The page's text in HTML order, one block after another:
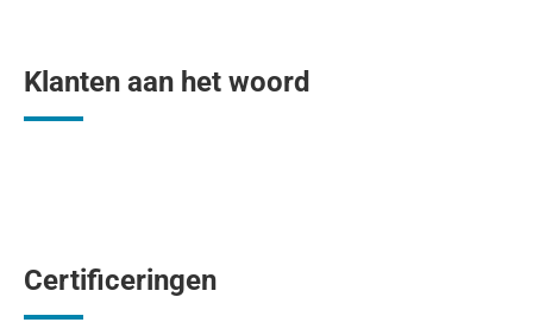
Klanten aan het woord
Certificeringen